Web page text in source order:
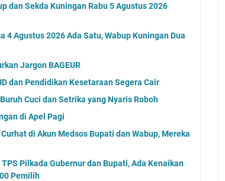
dan Sekda Kuningan Rabu 5 Agustus 2026
4 Agustus 2026 Ada Satu, Wabup Kuningan Dua
Jargon BAGEUR
dan Pendidikan Kesetaraan Segera Cair
Cuci dan Setrika yang Nyaris Roboh
di Apel Pagi
di Akun Medsos Bupati dan Wabup, Mereka
Pilkada Gubernur dan Bupati, Ada Kenaikan
Pemilih